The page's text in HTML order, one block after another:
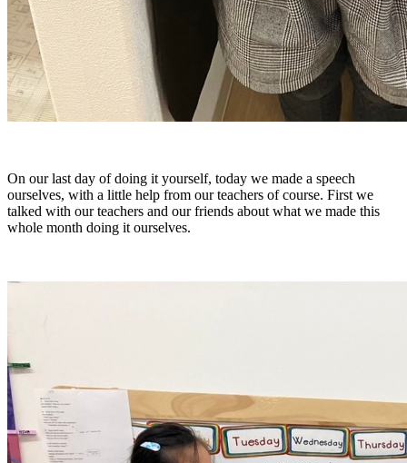
On our last day of doing it yourself, today we made a speech
ourselves, with a little help from our teachers of course. First we
talked with our teachers and our friends about what we made this
whole month doing it ourselves.